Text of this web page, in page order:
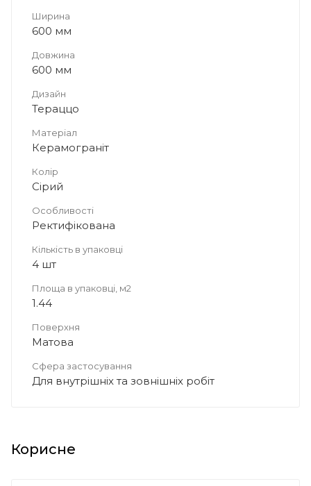
Ширина
600 мм
Довжина
600 мм
Дизайн
Тераццо
Матеріал
Керамограніт
Колір
Сірий
Особливості
Ректифікована
Кількість в упаковці
4 шт
Площа в упаковці, м2
1.44
Поверхня
Матова
Сфера застосування
Для внутрішніх та зовнішніх робіт
Корисне